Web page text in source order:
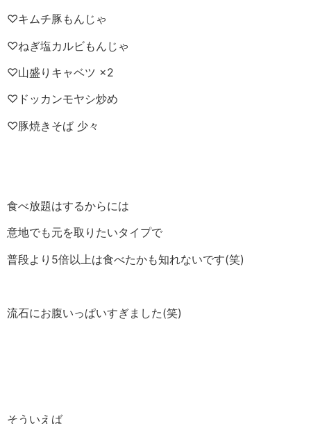
♡キムチ豚もんじゃ
♡ねぎ塩カルビもんじゃ
♡山盛りキャベツ ×2
♡ドッカンモヤシ炒め
♡豚焼きそば 少々
食べ放題はするからには
意地でも元を取りたいタイプで
普段より5倍以上は食べたかも知れないです(笑)
流石にお腹いっぱいすぎました(笑)
そういえば